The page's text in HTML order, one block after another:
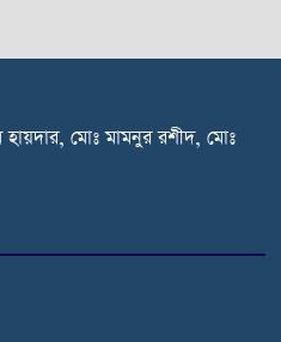
হায়দার, মোঃ মামনুর রশীদ, মোঃ